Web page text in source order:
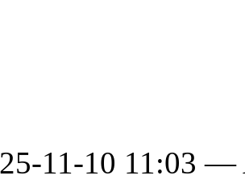
11-10 11:03 —